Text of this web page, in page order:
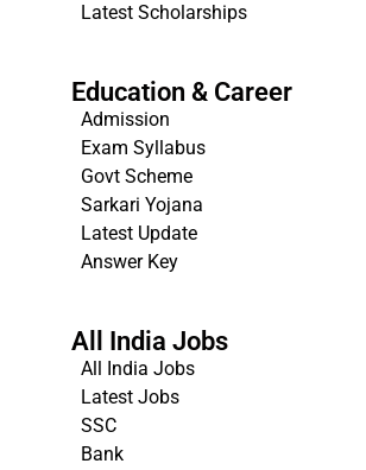
Latest Scholarships
Education & Career
Admission
Exam Syllabus
Govt Scheme
Sarkari Yojana
Latest Update
Answer Key
All India Jobs
All India Jobs
Latest Jobs
SSC
Bank